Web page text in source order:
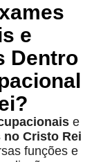
e
Dentro
e
no Cristo Rei
funções e